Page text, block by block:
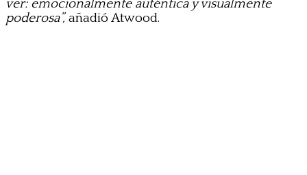
ver: emocionalmente auténtica y visualmente
poderosa”,añadió Atwood.